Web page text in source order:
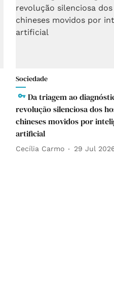
Sociedade
Da triagem ao
revolução silenciosa dos
chineses movidos por
artificial
Cecília Carmo 29 Jul